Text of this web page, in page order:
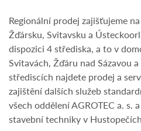
Regionální prodej zajišťujeme
Žďársku, Svitavsku a
dispozici 4 střediska, a to v
Svitavách, Žďáru nad Sázavou
střediscích najdete prodej a
zajištění dalších služeb
všech oddělení AGROTEC a. s.
stavební techniky v